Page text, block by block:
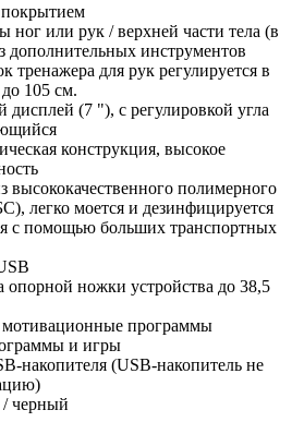
ног или рук / верхней части тела (в
дополнительных инструментов
тренажера для рук регулируется в
105 см.
(7 "), с регулировкой угла
конструкция, высокое
высококачественного полимерного
легко моется и дезинфицируется
с помощью больших транспортных
ножки устройства до 38,5
мотивационные программы
и игры
накопителя (USB-накопитель не
черный